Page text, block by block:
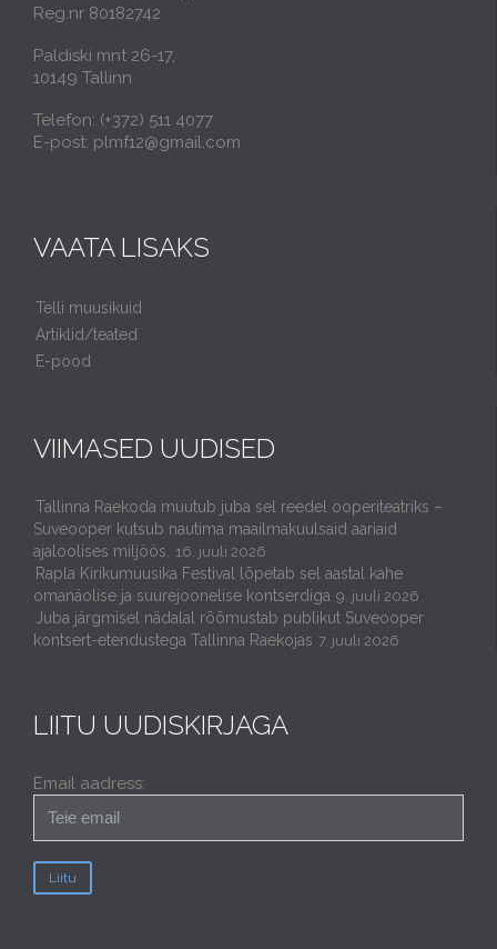
Reg.nr 80182742
Paldiski mnt 26-17,
10149 Tallinn
Telefon: (+372) 511 4077
E-post: plmf12@gmail.com
VAATA LISAKS
Telli muusikuid
Artiklid/teated
E-pood
VIIMASED UUDISED
Tallinna Raekoda muutub juba sel reedel ooperiteatriks –
Suveooper kutsub nautima maailmakuulsaid aariaid
ajaloolises miljöös.
16. juuli 2026
Rapla Kirikumuusika Festival lõpetab sel aastal kahe
omanäolise ja suurejoonelise kontserdiga 9. juuli 2026
Juba järgmisel nädalal rõõmustab publikut Suveooper
kontsert-etendustega Tallinna Raekojas 7. juuli 2026
LIITU UUDISKIRJAGA
Email aadress: